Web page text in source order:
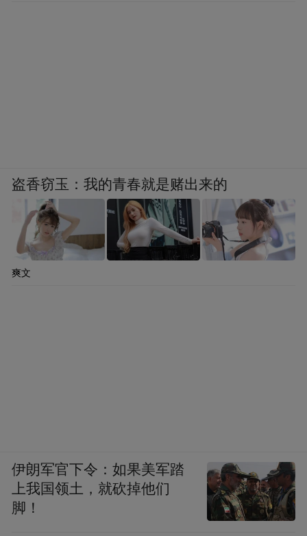
盗香窃玉：我的青春就是赌出来的
爽文
伊朗军官下令：如果美军踏
上我国领土，就砍掉他们
脚！